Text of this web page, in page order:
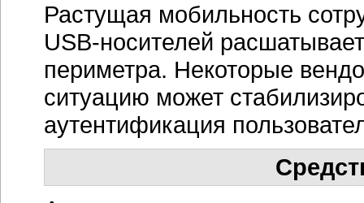
Растущая мобильность
USB-носителей
периметра. Некоторые
ситуацию может
аутентификация